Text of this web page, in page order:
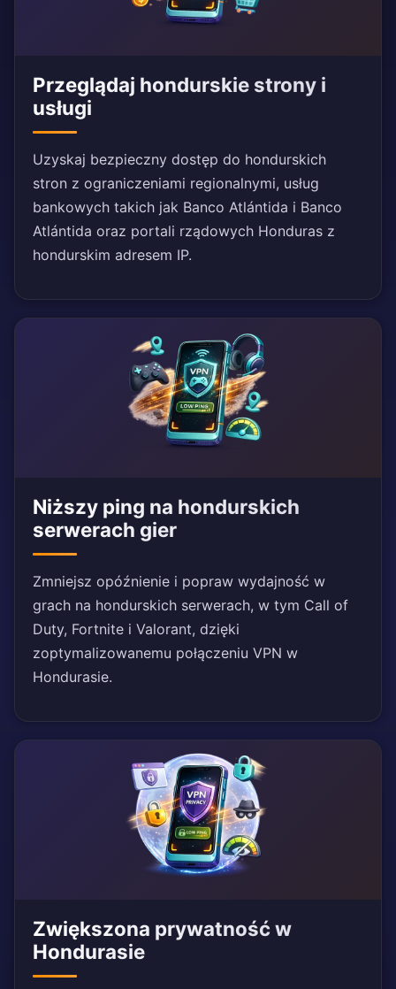
Przeglądaj hondurskie strony i
usługi
Uzyskaj bezpieczny dostęp do hondurskich
stron z ograniczeniami regionalnymi, usług
bankowych takich jak Banco Atlántida i Banco
Atlántida oraz portali rządowych Honduras z
hondurskim adresem IP.
Niższy ping na hondurskich
serwerach gier
Zmniejsz opóźnienie i popraw wydajność w
grach na hondurskich serwerach, w tym Call of
Duty, Fortnite i Valorant, dzięki
zoptymalizowanemu połączeniu VPN w
Hondurasie.
Zwiększona prywatność w
Hondurasie